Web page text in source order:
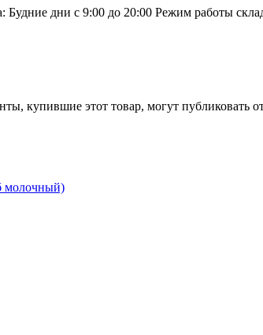
Будние дни с 9:00 до 20:00 Режим работы
купившие этот товар, могут публиковать
молочный)